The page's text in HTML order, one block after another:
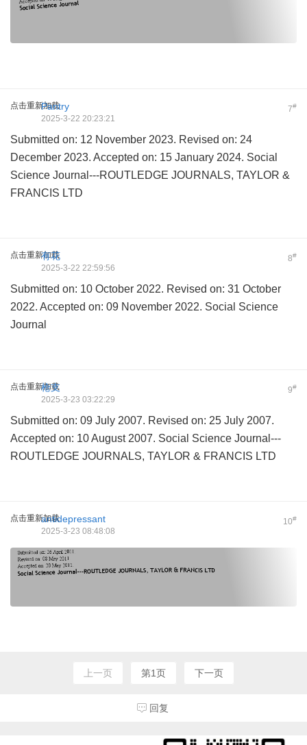
点击重新加载 7#
Pantry
2025-3-22 20:23:21
Submitted on: 12 November 2023. Revised on: 24
December 2023. Accepted on: 15 January 2024. Social
Science Journal---ROUTLEDGE JOURNALS, TAYLOR &
FRANCIS LTD
点击重新加载 8#
有花
2025-3-22 22:59:56
Submitted on: 10 October 2022. Revised on: 31 October
2022. Accepted on: 09 November 2022. Social Science
Journal
点击重新加载 9#
枪支
2025-3-23 03:22:29
Submitted on: 09 July 2007. Revised on: 25 July 2007.
Accepted on: 10 August 2007. Social Science Journal---
ROUTLEDGE JOURNALS, TAYLOR & FRANCIS LTD
点击重新加载 10#
antidepressant
2025-3-23 08:48:08
上一页 第1页 下一页
回复